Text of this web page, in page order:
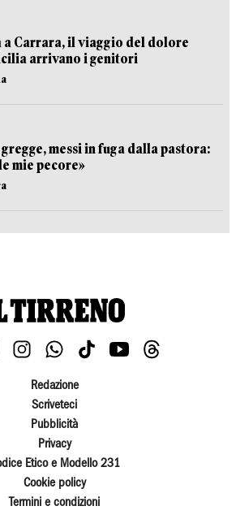
Carrara, il viaggio del dolore
arrivano i genitori
messi in fuga dalla pastora:
mie pecore»
Redazione
Scriveteci
Pubblicità
Privacy
Etico e Modello 231
Cookie policy
Termini e condizioni